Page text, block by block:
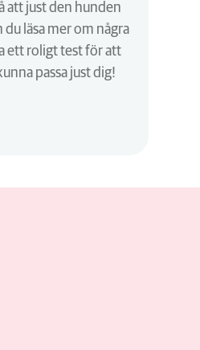
att just den hunden
du läsa mer om några
ett roligt test för att
passa just dig!